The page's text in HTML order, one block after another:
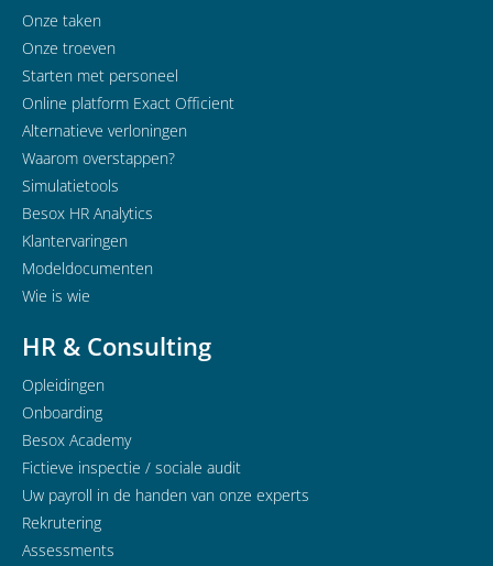
Onze taken
Onze troeven
Starten met personeel
Online platform Exact Officient
Alternatieve verloningen
Waarom overstappen?
Simulatietools
Besox HR Analytics
Klantervaringen
Modeldocumenten
Wie is wie
HR & Consulting
Opleidingen
Onboarding
Besox Academy
Fictieve inspectie / sociale audit
Uw payroll in de handen van onze experts
Rekrutering
Assessments